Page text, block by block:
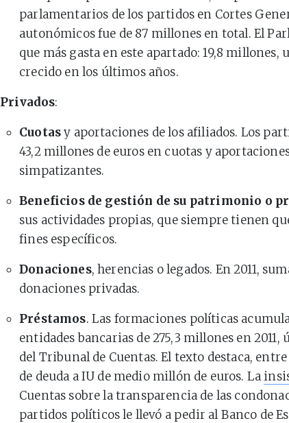
parlamentarios de los partidos en Cortes
autonómicos fue de 87 millones en total. El
que más gasta en este apartado: 19,8 millones,
crecido en los últimos años.
Privados:
Cuotasy aportaciones de los afiliados. Los
43,2 millones de euros en cuotas y
simpatizantes.
Beneficios de gestión de su patrimonio o
sus actividades propias, que siempre tienen
fines específicos.
Donaciones, herencias o legados. En 2011,
donaciones privadas.
Préstamos. Las formaciones políticas
entidades bancarias de 275,3 millones en
del Tribunal de Cuentas. El texto destaca,
de deuda a IU de medio millón de euros. La
Cuentas sobre la transparencia de las
partidos políticos le llevó a pedir al Banco de